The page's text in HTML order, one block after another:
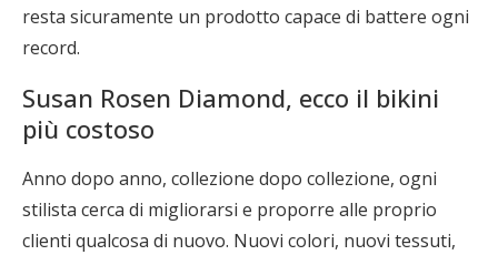
resta sicuramente un prodotto capace di battere ogni
record.
Susan Rosen Diamond, ecco il bikini
più costoso
Anno dopo anno, collezione dopo collezione, ogni
stilista cerca di migliorarsi e proporre alle proprio
clienti qualcosa di nuovo. Nuovi colori, nuovi tessuti,